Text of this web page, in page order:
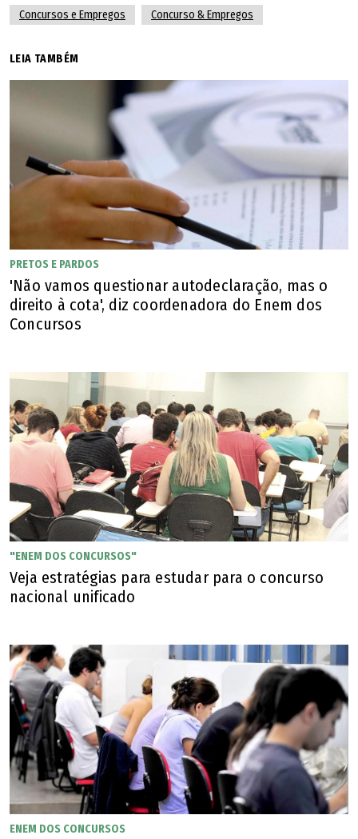
Concursos e Empregos
Concurso & Empregos
LEIA TAMBÉM
PRETOS E PARDOS
'Não vamos questionar autodeclaração, mas o
direito à cota', diz coordenadora do Enem dos
Concursos
"ENEM DOS CONCURSOS"
Veja estratégias para estudar para o concurso
nacional unificado
ENEM DOS CONCURSOS